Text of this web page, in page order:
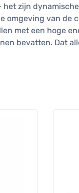
het zijn
omgeving van de
met een hoge
bevatten. Dat